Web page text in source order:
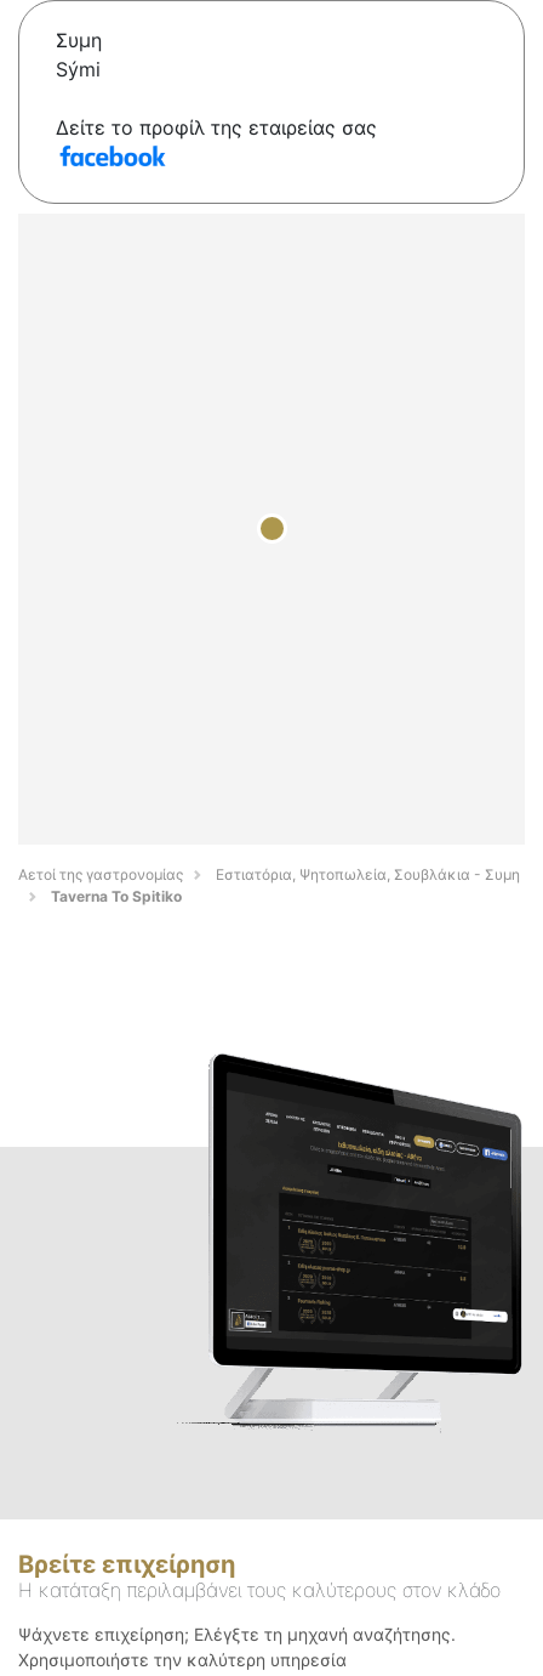
Συμη
Sými
Δείτε το προφίλ της εταιρείας σας
Αετοί της γαστρονομίας
Εστιατόρια, Ψητοπωλεία, Σουβλάκια - Συμη
Taverna To Spitiko
Βρείτε επιχείρηση
Η κατάταξη περιλαμβάνει τους καλύτερους στον κλάδο
Ψάχνετε επιχείρηση; Ελέγξτε τη μηχανή αναζήτησης.
Χρησιμοποιήστε την καλύτερη υπηρεσία